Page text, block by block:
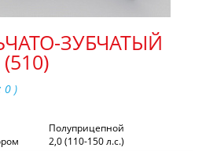
ЗУБЧАТЫЙ
0 )
Полуприцепной
2,0 (110-150 л.с.)